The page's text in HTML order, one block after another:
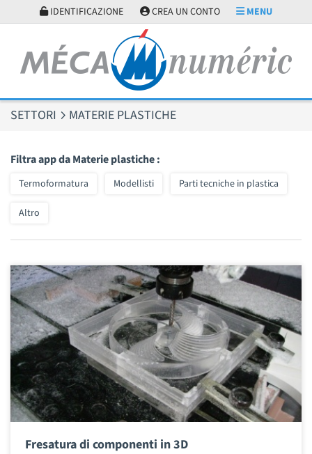
IDENTIFICAZIONE CREA UN CONTO MENU
SETTORI MATERIE PLASTICHE
Filtra app da Materie plastiche :
Termoformatura Modellisti Parti tecniche in plastica
Altro
Fresatura di componenti in 3D
Pannello di gestione dei cookies